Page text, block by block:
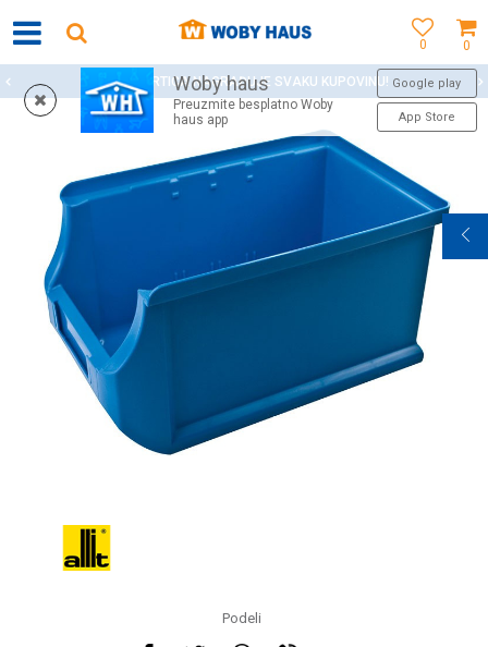
0
0
Woby haus
Preuzmite besplatno Woby
haus app
Google play
App Store
WOBY KARTICA NAGRAĐUJE SVAKU KUPOVINU!
Podeli